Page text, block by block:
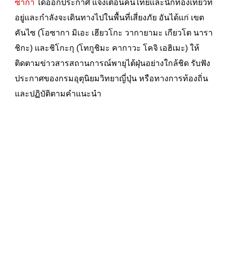
ซากา ได้ออกประกาศ แจ้งเตือนคนไทยและนักท่องเที่ยวที่
อยู่และกำลังจะเดินทางไปในพื้นที่เสี่ยงภัย อันได้แก่ เขต
คันไซ (โอซากา มิเอะ เฮียวโกะ วากายามะ เกียวโต นารา
ชิกะ) และชิโกะกุ (โทกูชิมะ คากาวะ โคจิ เอฮิเมะ) ให้
ติดตามข่าวสารสถานการณ์พายุไต้ฝุ่นอย่างใกล้ชิด รับฟัง
ประกาศของกรมอุตุนิยมวิทยาญี่ปุ่น หรือทางการท้องถิ่น
และปฏิบัติตามคำแนะนำ